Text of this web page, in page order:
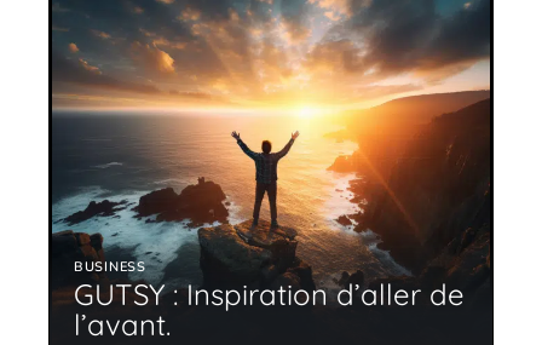
BUSINESS
GUTSY : Inspiration d’aller de
l’avant.